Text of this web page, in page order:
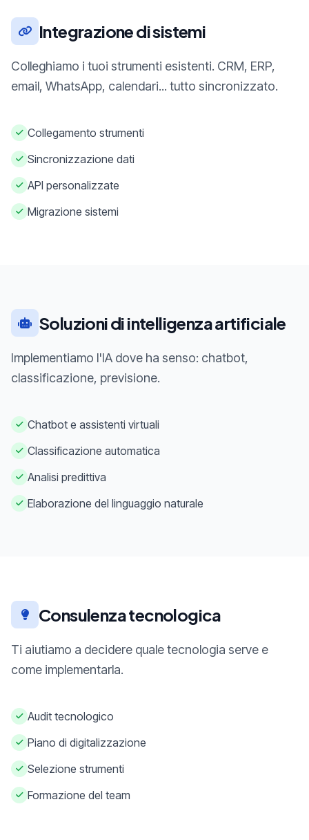
Integrazione di sistemi
Colleghiamo i tuoi strumenti esistenti. CRM, ERP,
email, WhatsApp, calendari... tutto sincronizzato.
Collegamento strumenti
Sincronizzazione dati
API personalizzate
Migrazione sistemi
Soluzioni di intelligenza artificiale
Implementiamo l'IA dove ha senso: chatbot,
classificazione, previsione.
Chatbot e assistenti virtuali
Classificazione automatica
Analisi predittiva
Elaborazione del linguaggio naturale
Consulenza tecnologica
Ti aiutiamo a decidere quale tecnologia serve e
come implementarla.
Audit tecnologico
Piano di digitalizzazione
Selezione strumenti
Formazione del team